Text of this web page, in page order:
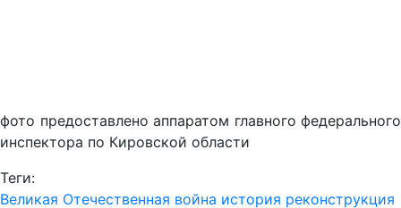
фото предоставлено аппаратом главного федерального
инспектора по Кировской области
Теги:
Великая Отечественная война история реконструкция